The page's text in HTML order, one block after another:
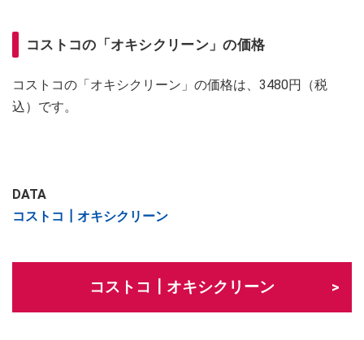
コストコの「オキシクリーン」の価格
コストコの「オキシクリーン」の価格は、3480円（税
込）です。
DATA
コストコ┃オキシクリーン
コストコ┃オキシクリーン